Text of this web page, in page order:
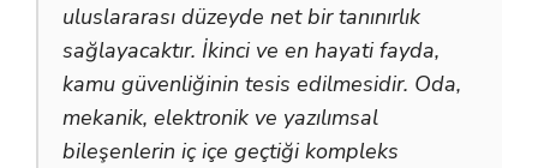
uluslararası düzeyde net bir tanınırlık
sağlayacaktır. İkinci ve en hayati fayda,
kamu güvenliğinin tesis edilmesidir. Oda,
mekanik, elektronik ve yazılımsal
bileşenlerin iç içe geçtiği kompleks